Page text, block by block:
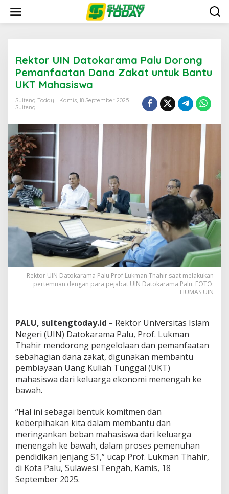
konten
Rektor UIN Datokarama Palu Dorong
Pemanfaatan Dana Zakat untuk Bantu
UKT Mahasiswa
Sulteng Today
Kamis, 18 September 2025
Sulteng
Rektor UIN Datokarama Palu Prof Lukman Thahir saat melakukan
pertemuan dengan para pejabat UIN Datokarama Palu. FOTO:
HUMAS UIN
PALU, sultengtoday.id – Rektor Universitas Islam
Negeri (UIN) Datokarama Palu, Prof. Lukman
Thahir mendorong pengelolaan dan pemanfaatan
sebahagian dana zakat, digunakan membantu
pembiayaan Uang Kuliah Tunggal (UKT)
mahasiswa dari keluarga ekonomi menengah ke
bawah.
“Hal ini sebagai bentuk komitmen dan
keberpihakan kita dalam membantu dan
meringankan beban mahasiswa dari keluarga
menengah ke bawah, dalam proses pemenuhan
pendidikan jenjang S1,” ucap Prof. Lukman Thahir,
di Kota Palu, Sulawesi Tengah, Kamis, 18
September 2025.